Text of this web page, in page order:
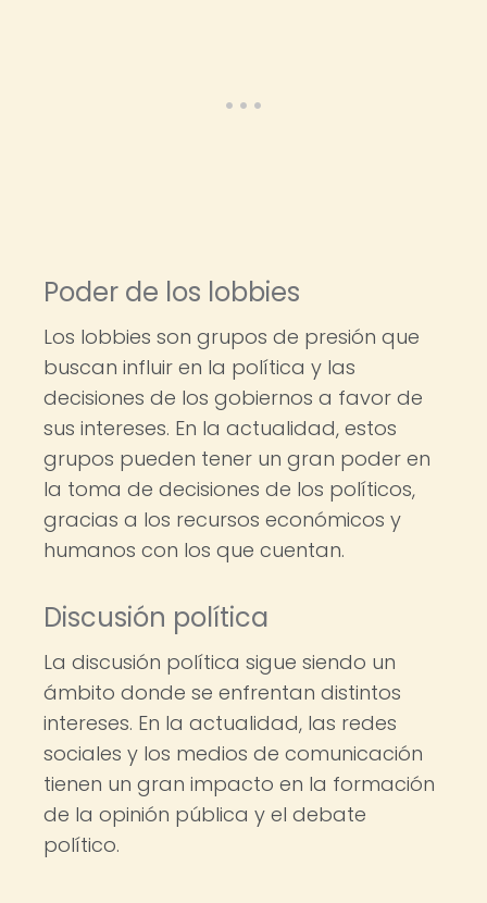
Poder de los lobbies
Los lobbies son grupos de presión que
buscan influir en la política y las
decisiones de los gobiernos a favor de
sus intereses. En la actualidad, estos
grupos pueden tener un gran poder en
la toma de decisiones de los políticos,
gracias a los recursos económicos y
humanos con los que cuentan.
Discusión política
La discusión política sigue siendo un
ámbito donde se enfrentan distintos
intereses. En la actualidad, las redes
sociales y los medios de comunicación
tienen un gran impacto en la formación
de la opinión pública y el debate
político.